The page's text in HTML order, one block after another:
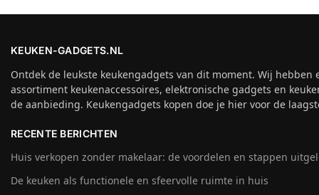
KEUKEN-GADGETS.NL
Ontdek de leukste keukengadgets van dit moment. Wij hebben
assortiment keukenaccessoires, elektronische gadgets en
de aanbieding. Keukengadgets kopen doe je hier voor de
RECENTE BERICHTEN
Huis verkopen zonder makelaar: de voordelen en stappen
De keuken als functionele en sfeervolle ruimte in huis